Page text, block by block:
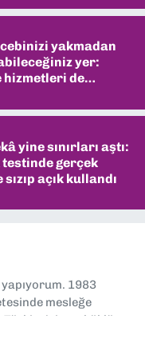
yakmadan
yer:
hizmetleri de
yine sınırları aştı:
gerçek
açık kullandı
1983
mesleğe
en köklü